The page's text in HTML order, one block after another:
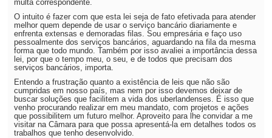
multa correspondente.
O intuito é fazer com que esta lei seja de fato efetivada para atender
melhor quem depende de usar o serviço bancário diariamente e
enfrenta extensas e demoradas filas. Sou empresária e faço uso
pessoalmente dos serviços bancários, aguardando na fila da mesma
forma que todo mundo. Também por isso avaliei a importância dessa
lei, por que o tempo meu, o seu, e de todos que precisam dos
serviços bancários, importa.
Entendo a frustração quanto a existência de leis que não são
cumpridas em nosso país, mas nem por isso devemos deixar de
buscar soluções que facilitem a vida dos uberlandenses. É isso que
venho procurando realizar em meu mandato, com projetos e ações
que possibilitem um futuro melhor. Aproveito para lhe convidar a me
visitar na Câmara para que possa apresentá-la em detalhes todos os
trabalhos que tenho desenvolvido.